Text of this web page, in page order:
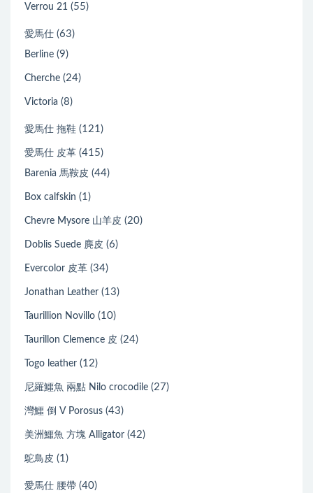
Verrou 21 (55)
愛馬仕 (63)
Berline (9)
Cherche (24)
Victoria (8)
愛馬仕 拖鞋 (121)
愛馬仕 皮革 (415)
Barenia 馬鞍皮 (44)
Box calfskin (1)
Chevre Mysore 山羊皮 (20)
Doblis Suede 麂皮 (6)
Evercolor 皮革 (34)
Jonathan Leather (13)
Taurillion Novillo (10)
Taurillon Clemence 皮 (24)
Togo leather (12)
尼羅鱷魚 兩點 Nilo crocodile (27)
灣鱷 倒 V Porosus (43)
美洲鱷魚 方塊 Alligator (42)
鴕鳥皮 (1)
愛馬仕 腰帶 (40)